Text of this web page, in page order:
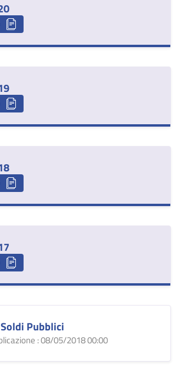
Pubblici
: 08/05/2018 00:00